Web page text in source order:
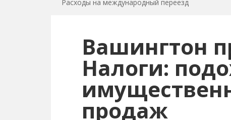
Расходы на международный переезд
Вашингтон
Налоги:
продаж